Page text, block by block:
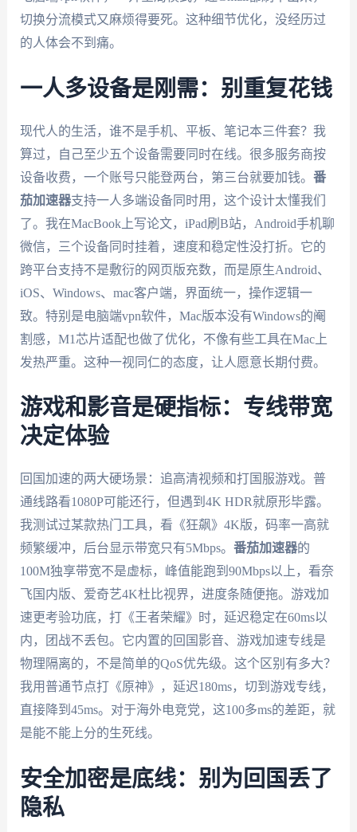
切换分流模式又麻烦得要死。这种细节优化，没经历过
的人体会不到痛。
一人多设备是刚需：别重复花钱
现代人的生活，谁不是手机、平板、笔记本三件套？我
算过，自己至少五个设备需要同时在线。很多服务商按
设备收费，一个账号只能登两台，第三台就要加钱。 番
茄加速器支持一人多端设备同时用，这个设计太懂我们
了。我在MacBook上写论文，iPad刷B站，Android手机聊
微信，三个设备同时挂着，速度和稳定性没打折。它的
跨平台支持不是敷衍的网页版充数，而是原生Android、
iOS、Windows、mac客户端，界面统一，操作逻辑一
致。特别是电脑端vpn软件，Mac版本没有Windows的阉
割感，M1芯片适配也做了优化，不像有些工具在Mac上
发热严重。这种一视同仁的态度，让人愿意长期付费。
游戏和影音是硬指标：专线带宽
决定体验
回国加速的两大硬场景：追高清视频和打国服游戏。普
通线路看1080P可能还行，但遇到4K HDR就原形毕露。
我测试过某款热门工具，看《狂飙》4K版，码率一高就
频繁缓冲，后台显示带宽只有5Mbps。 番茄加速器的
100M独享带宽不是虚标，峰值能跑到90Mbps以上，看奈
飞国内版、爱奇艺4K杜比视界，进度条随便拖。游戏加
速更考验功底，打《王者荣耀》时，延迟稳定在60ms以
内，团战不丢包。它内置的回国影音、游戏加速专线是
物理隔离的，不是简单的QoS优先级。这个区别有多大？
我用普通节点打《原神》，延迟180ms，切到游戏专线，
直接降到45ms。对于海外电竞党，这100多ms的差距，就
是能不能上分的生死线。
安全加密是底线：别为回国丢了
隐私